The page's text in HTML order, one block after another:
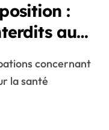
:
aux
la santé